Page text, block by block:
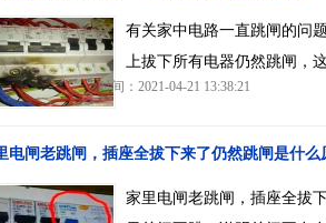
有关家中电路一直跳闸的问
上拔下所有电器仍然跳闸，
时间：2021-04-21 13:38:21
电闸老跳闸，插座全拔下来了仍然跳闸是什么
家里电闸老跳闸，插座全拔